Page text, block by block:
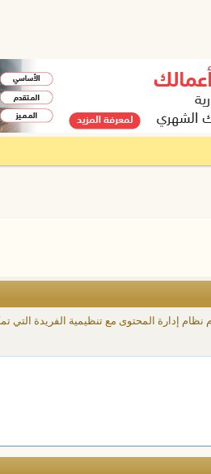
إدارة المحتوى مع تنظيمية الفريدة